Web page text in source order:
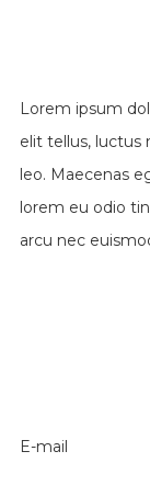
Lorem ipsum
elit tellus, luctus
leo. Maecenas
lorem eu odio
arcu nec
E-mail